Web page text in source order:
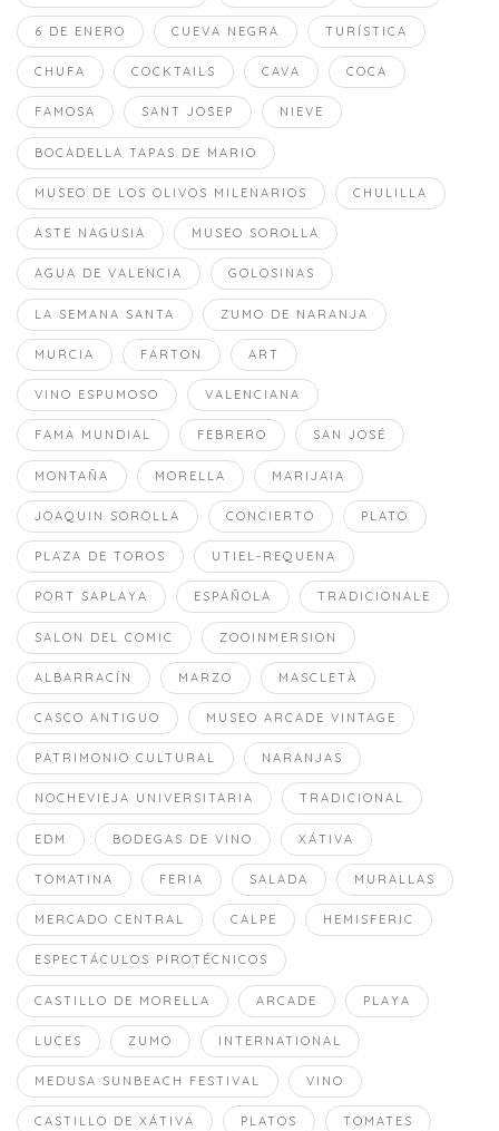
6 DE ENERO CUEVA NEGRA TURÍSTICA
CHUFA COCKTAILS CAVA COCA
FAMOSA SANT JOSEP NIEVE
BOCADELLA TAPAS DE MARIO
MUSEO DE LOS OLIVOS MILENARIOS CHULILLA
ASTE NAGUSIA MUSEO SOROLLA
AGUA DE VALENCIA GOLOSINAS
LA SEMANA SANTA ZUMO DE NARANJA
MURCIA FARTON ART
VINO ESPUMOSO VALENCIANA
FAMA MUNDIAL FEBRERO SAN JOSÉ
MONTAÑA MORELLA MARIJAIA
JOAQUIN SOROLLA CONCIERTO PLATO
PLAZA DE TOROS UTIEL-REQUENA
PORT SAPLAYA ESPAÑOLA TRADICIONALE
SALON DEL COMIC ZOOINMERSION
ALBARRACÍN MARZO MASCLETÀ
CASCO ANTIGUO MUSEO ARCADE VINTAGE
PATRIMONIO CULTURAL NARANJAS
NOCHEVIEJA UNIVERSITARIA TRADICIONAL
EDM BODEGAS DE VINO XÁTIVA
TOMATINA FERIA SALADA MURALLAS
MERCADO CENTRAL CALPE HEMISFERIC
ESPECTÁCULOS PIROTÉCNICOS
CASTILLO DE MORELLA ARCADE PLAYA
LUCES ZUMO INTERNATIONAL
MEDUSA SUNBEACH FESTIVAL VINO
CASTILLO DE XÁTIVA PLATOS TOMATES